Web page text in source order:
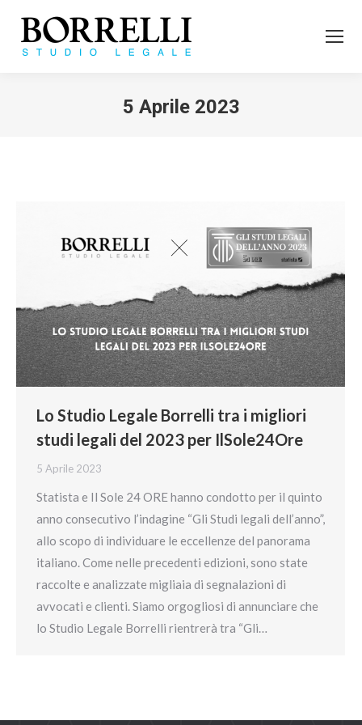
5 Aprile 2023
Lo Studio Legale Borrelli tra i migliori
studi legali del 2023 per IlSole24Ore
5 Aprile 2023
Statista e Il Sole 24 ORE hanno condotto per il quinto
anno consecutivo l’indagine “Gli Studi legali dell’anno”,
allo scopo di individuare le eccellenze del panorama
italiano. Come nelle precedenti edizioni, sono state
raccolte e analizzate migliaia di segnalazioni di
avvocati e clienti. Siamo orgogliosi di annunciare che
lo Studio Legale Borrelli rientrerà tra “Gli…